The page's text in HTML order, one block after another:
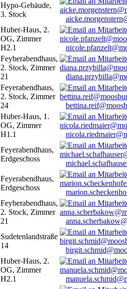
Hypo-Gebäude,
3. Stock
Huber-Haus, 2.
OG, Zimmer
H2.1
Feyberabendhaus,
2. Stock, Zimmer
21
Feyerabendhaus,
2. Stock, Zimmer
24
Huber-Haus, 1.
OG, Zimmer
H1.1
Feyerabendhaus,
Erdgeschoss
Feyerabendhaus,
Erdgeschoss
Feyberabendhaus,
2. Stock, Zimmer
21
Sudetenlandstraße
14
Huber-Haus, 2.
OG, Zimmer
H2.1